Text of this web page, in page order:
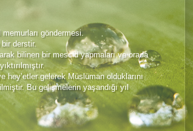
göndermesi.
derstir.
bilinen bir mescid yapmaları ve orada
gelerek Müslüman olduklarını
Bu gelişmelerin yaşandığı yıl